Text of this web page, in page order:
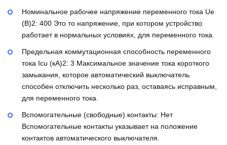
Номинальное рабочее напряжение переменного тока Ue
(В)2: 400 Это то напряжение, при котором устройство
работает в нормальных условиях, для переменного тока.
Предельная коммутационная способность переменного
тока Icu (кА)2: 3 Максимальное значение тока короткого
замыкания, которое автоматический выключатель
способен отключить несколько раз, оставаясь исправным,
для переменного тока.
Вспомогательные (свободные) контакты: Нет
Вспомогательные контакты указывает на положение
контактов автоматического выключателя.